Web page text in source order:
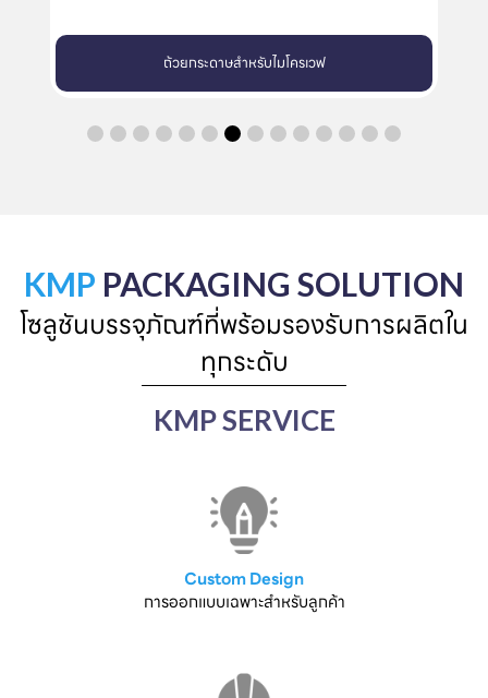
ถ้วยกระดาษสำหรับไมโครเวฟ
KMP PACKAGING SOLUTION
โซลูชันบรรจุภัณฑ์ที่พร้อมรองรับการผลิตใน
ทุกระดับ
KMP SERVICE
Custom Design
การออกแบบเฉพาะสำหรับลูกค้า